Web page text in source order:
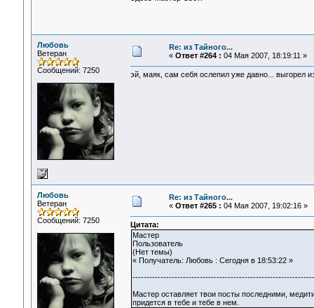
Любовь
Ветеран
Сообщений: 7250
Re: из Тайного...
« Ответ #264 : 04 Мая 2007, 18:19:11 »
эй, маяк, сам себя ослепил уже давно... выгорел
Любовь
Ветеран
Сообщений: 7250
Re: из Тайного...
« Ответ #265 : 04 Мая 2007, 19:02:16 »
Цитата:
Мастер
Пользователь
(Нет темы)
« Получатель: Любовь : Сегодня в 18:53:22 »
Мастер оставляет твои посты последними,
придется в тебе и тебе в нем.